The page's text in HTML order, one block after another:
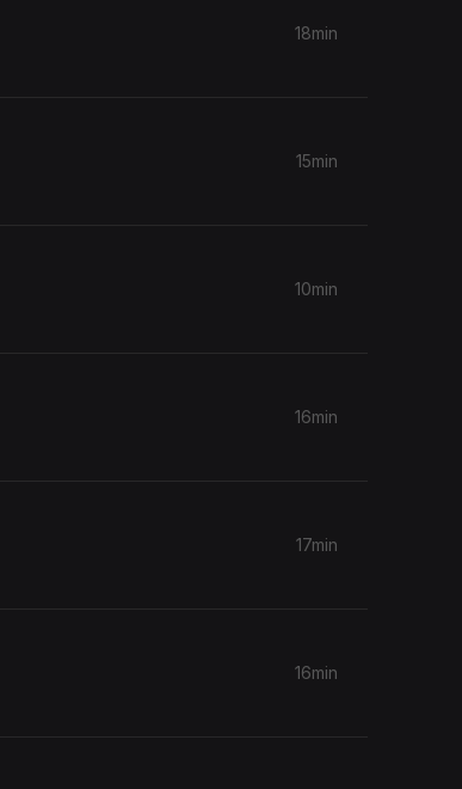
18min
15min
10min
16min
17min
16min